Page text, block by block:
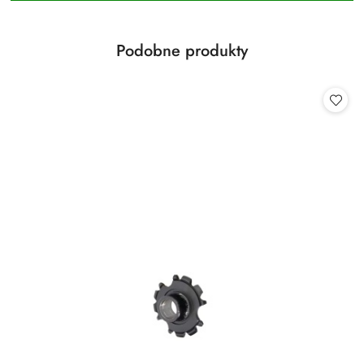
Pomiń karuzelę produktów
Produkty
Podobne produkty